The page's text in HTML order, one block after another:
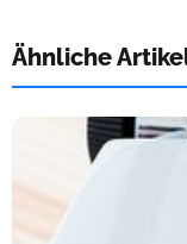
Ähnliche